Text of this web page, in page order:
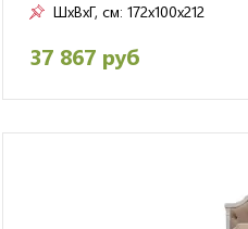
ШxВxГ, см: 172x100x212
37 867 руб